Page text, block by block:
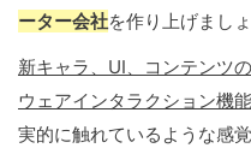
ーター会社を作り上げまし
新キャラ、UI、コンテンツ
ウェアインタラクション機
実的に触れているような感